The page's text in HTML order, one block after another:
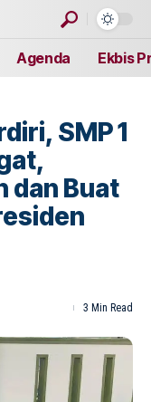
Agenda Ekbis
SMP 1
dan Buat
3 Min Read